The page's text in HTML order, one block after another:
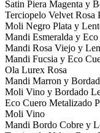
Satin Piera Magenta y
Terciopelo Velvet Rosa
Moli Negro Plata y
Mandi Esmeralda y
Mandi Rosa Viejo y
Mandi Fucsia y Eco
Ola Lurex Rosa
Mandi Marron y
Moli Vino y Bordado
Eco Cuero Metalizado
Moli Vino
Mandi Bordo Cobre y